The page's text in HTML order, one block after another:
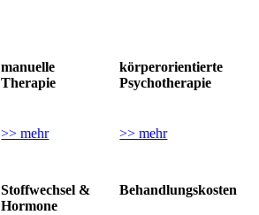
manuelle
Therapie
körperorientierte
Psychotherapie
>> mehr >> mehr
Stoffwechsel &
Hormone
Behandlungskosten